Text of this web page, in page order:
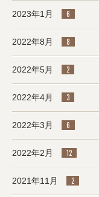
2023年1月 6
2022年8月 8
2022年5月 2
2022年4月 3
2022年3月 6
2022年2月 12
2021年11月 2